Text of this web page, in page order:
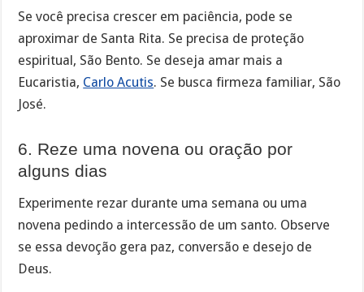
Se você precisa crescer em paciência, pode se
aproximar de Santa Rita. Se precisa de proteção
espiritual, São Bento. Se deseja amar mais a
Eucaristia, Carlo Acutis. Se busca firmeza familiar, São
José.
6. Reze uma novena ou oração por
alguns dias
Experimente rezar durante uma semana ou uma
novena pedindo a intercessão de um santo. Observe
se essa devoção gera paz, conversão e desejo de
Deus.